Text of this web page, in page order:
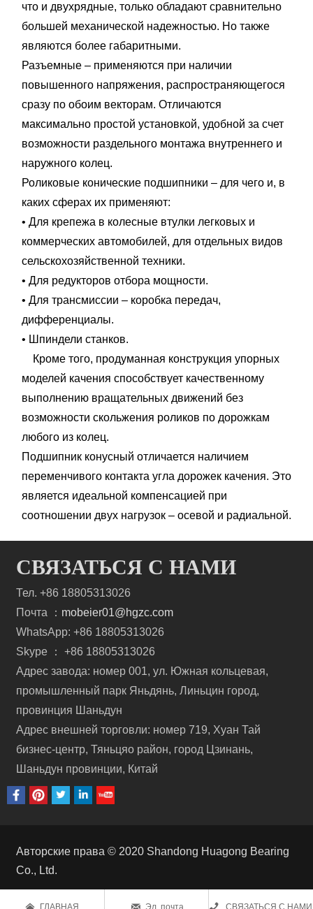
что и двухрядные, только обладают сравнительно
большей механической надежностью. Но также
являются более габаритными.
Разъемные – применяются при наличии
повышенного напряжения, распространяющегося
сразу по обоим векторам. Отличаются
максимально простой установкой, удобной за счет
возможности раздельного монтажа внутреннего и
наружного колец.
Роликовые конические подшипники – для чего и, в
каких сферах их применяют:
• Для крепежа в колесные втулки легковых и
коммерческих автомобилей, для отдельных видов
сельскохозяйственной техники.
• Для редукторов отбора мощности.
• Для трансмиссии – коробка передач,
дифференциалы.
• Шпиндели станков.
Кроме того, продуманная конструкция упорных
моделей качения способствует качественному
выполнению вращательных движений без
возможности скольжения роликов по дорожкам
любого из колец.
Подшипник конусный отличается наличием
переменчивого контакта угла дорожек качения. Это
является идеальной компенсацией при
соотношении двух нагрузок – осевой и радиальной.
СВЯЗАТЬСЯ С НАМИ
Тел. +86 18805313026
Почта ： mobeier01@hgzc.com
WhatsApp: +86 18805313026
Skype ： +86 18805313026
Адрес завода: номер 001, ул. Южная кольцевая,
промышленный парк Яньдянь, Линьцин город,
провинция Шаньдун
Адрес внешней торговли: номер 719, Хуан Тай
бизнес-центр, Тяньцяо район, город Цзинань,
Шаньдун провинции, Китай
Авторские права © 2020 Shandong Huagong Bearing
Co., Ltd.
ГЛАВНАЯ Эл. почта СВЯЗАТЬСЯ С НАМИ